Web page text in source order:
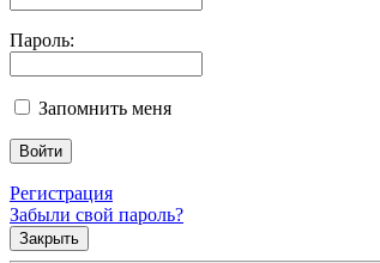
Пароль:
Запомнить меня
Регистрация
Забыли свой пароль?
Закрыть